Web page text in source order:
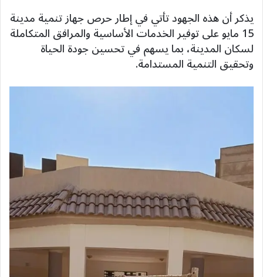
يذكر أن هذه الجهود تأتي في إطار حرص جهاز تنمية مدينة
15 مايو على توفير الخدمات الأساسية والمرافق المتكاملة
لسكان المدينة، بما يسهم في تحسين جودة الحياة
وتحقيق التنمية المستدامة.